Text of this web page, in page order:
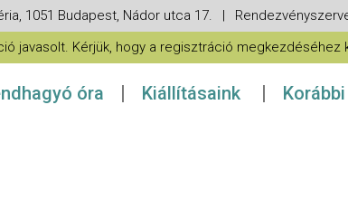
1051 Budapest, Nádor utca 17. |
javasolt. Kérjük, hogy a regisztráció
óra Kiállításaink